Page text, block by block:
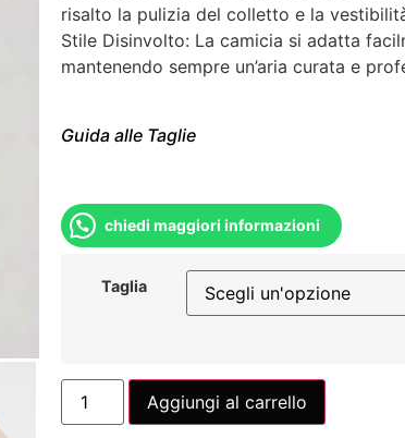
risalto la pulizia del colletto e la
Stile Disinvolto: La camicia si adatta
mantenendo sempre un’aria curata e
Guida alle Taglie
chiedi maggiori informazioni
Taglia
Aggiungi al carrello